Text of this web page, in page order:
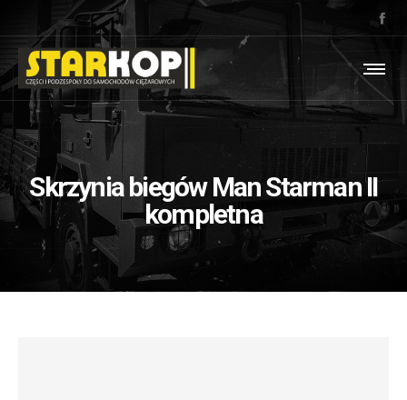
Skrzynia biegów Man Starman II
kompletna